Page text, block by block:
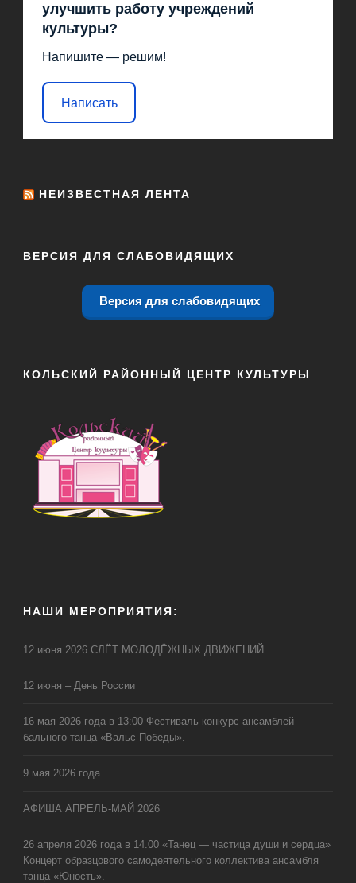
улучшить работу учреждений
культуры?
Напишите — решим!
Написать
НЕИЗВЕСТНАЯ ЛЕНТА
ВЕРСИЯ ДЛЯ СЛАБОВИДЯЩИХ
Версия для слабовидящих
КОЛЬСКИЙ РАЙОННЫЙ ЦЕНТР КУЛЬТУРЫ
НАШИ МЕРОПРИЯТИЯ:
12 июня 2026 СЛЁТ МОЛОДЁЖНЫХ ДВИЖЕНИЙ
12 июня – День России
16 мая 2026 года в 13:00 Фестиваль-конкурс ансамблей
бального танца «Вальс Победы».
9 мая 2026 года
АФИША АПРЕЛЬ-МАЙ 2026
26 апреля 2026 года в 14.00 «Танец — частица души и сердца»
Концерт образцового самодеятельного коллектива ансамбля
танца «Юность».